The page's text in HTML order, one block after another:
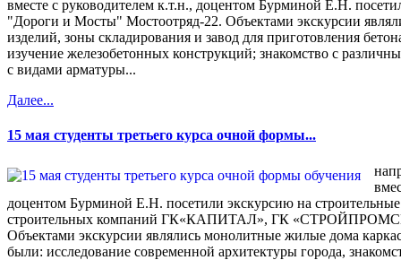
вместе с руководителем к.т.н., доцентом Бурминой Е.Н.
"Дороги и Мосты" Мостоотряд-22. Объектами экскурсии
изделий, зоны складирования и завод для приготовления
изучение железобетонных конструкций; знакомство с
с видами арматуры...
Далее...
15 мая студенты третьего курса очной формы...
доцентом Бурминой Е.Н. посетили экскурсию на строительные
строительных компаний ГК«КАПИТАЛ», ГК
Объектами экскурсии являлись монолитные жилые дома
были: исследование современной архитектуры города,